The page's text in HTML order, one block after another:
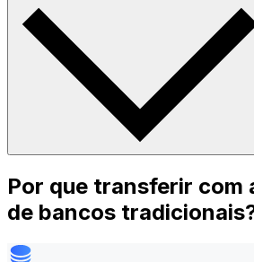
Por que transferir com
de bancos